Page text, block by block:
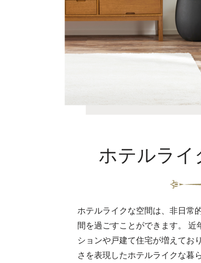
ホテルライ
ホテルライクな空間は、非日常
間を過ごすことができます。
ションや戸建て住宅が増えてお
さを表現したホテルライクな暮